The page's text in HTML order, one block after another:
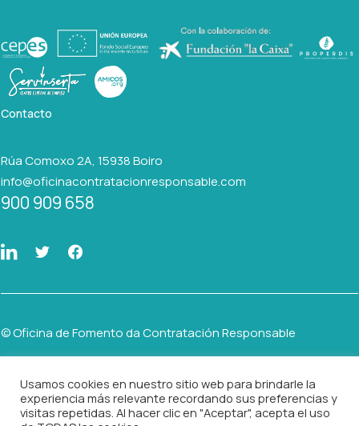
Contacto
Rúa Comoxo 2A, 15938 Boiro
info@oficinacontratacionresponsable.com
900 909 658
© Oficina de Fomento da Contratación Responsable
AVISO LEGAL
POLÍTICA DE PRIVACIDAD
Usamos cookies en nuestro sitio web para brindarle la
experiencia más relevante recordando sus preferencias y
visitas repetidas. Al hacer clic en "Aceptar", acepta el uso